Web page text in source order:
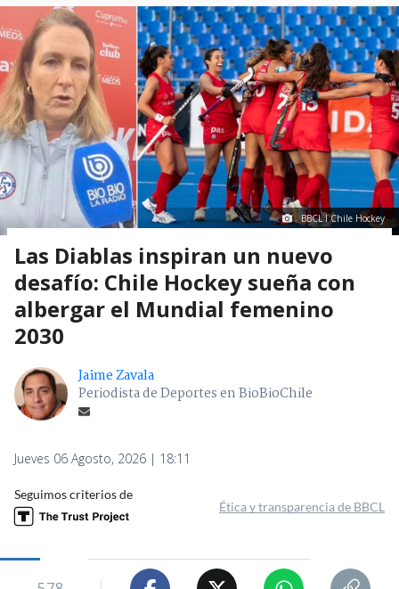
BBCL I Chile Hockey
Las Diablas inspiran un nuevo
desafío: Chile Hockey sueña con
albergar el Mundial femenino
2030
Jaime Zavala
Periodista de Deportes en BioBioChile
Jueves 06 Agosto, 2026 | 18:11
Seguimos criterios de
Ética y transparencia de BBCL